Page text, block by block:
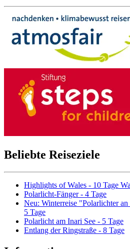
Beliebte Reiseziele
Highlights of Wales - 10 Tage
Polarlicht-Fänger - 4 Tage
Neu: Winterreise "Polarlichter
5 Tage
Polarlicht am Inari See - 5 Tage
Entlang der Ringstraße - 8 Tage